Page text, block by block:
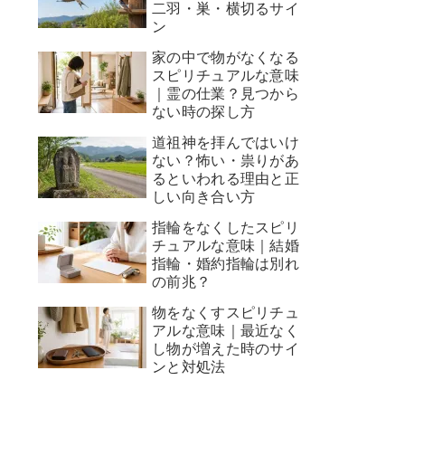
二羽・巣・横切るサイ
ン
家の中で物がなくなる
スピリチュアルな意味
｜霊の仕業？見つから
ない時の探し方
道祖神を拝んではいけ
ない？怖い・祟りがあ
るといわれる理由と正
しい向き合い方
指輪をなくしたスピリ
チュアルな意味｜結婚
指輪・婚約指輪は別れ
の前兆？
物をなくすスピリチュ
アルな意味｜最近なく
し物が増えた時のサイ
ンと対処法